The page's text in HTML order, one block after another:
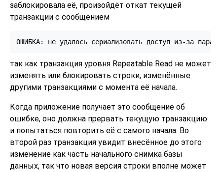
заблокировала её, произойдёт откат текущей
транзакции с сообщением
так как транзакция уровня Repeatable Read не может
изменять или блокировать строки, изменённые
другими транзакциями с момента её начала.
Когда приложение получает это сообщение об
ошибке, оно должна прервать текущую транзакцию
и попытаться повторить её с самого начала. Во
второй раз транзакция увидит внесённое до этого
изменение как часть начального снимка базы
данных, так что новая версия строки вполне может